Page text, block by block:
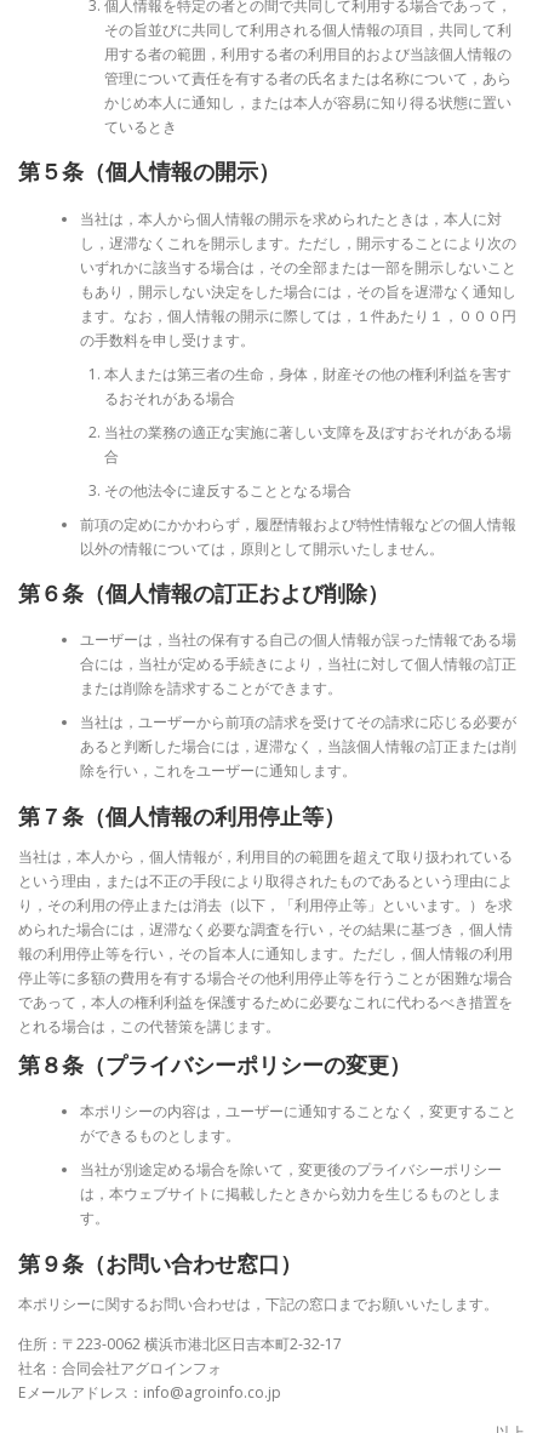
個人情報を特定の者との間で共同して利用する場合であって，
その旨並びに共同して利用される個人情報の項目，共同して利
用する者の範囲，利用する者の利用目的および当該個人情報の
管理について責任を有する者の氏名または名称について，あら
かじめ本人に通知し，または本人が容易に知り得る状態に置い
ているとき
第５条（個人情報の開示）
当社は，本人から個人情報の開示を求められたときは，本人に対
し，遅滞なくこれを開示します。ただし，開示することにより次の
いずれかに該当する場合は，その全部または一部を開示しないこと
もあり，開示しない決定をした場合には，その旨を遅滞なく通知し
ます。なお，個人情報の開示に際しては，１件あたり１，０００円
の手数料を申し受けます。
本人または第三者の生命，身体，財産その他の権利利益を害す
るおそれがある場合
当社の業務の適正な実施に著しい支障を及ぼすおそれがある場
合
その他法令に違反することとなる場合
前項の定めにかかわらず，履歴情報および特性情報などの個人情報
以外の情報については，原則として開示いたしません。
第６条（個人情報の訂正および削除）
ユーザーは，当社の保有する自己の個人情報が誤った情報である場
合には，当社が定める手続きにより，当社に対して個人情報の訂正
または削除を請求することができます。
当社は，ユーザーから前項の請求を受けてその請求に応じる必要が
あると判断した場合には，遅滞なく，当該個人情報の訂正または削
除を行い，これをユーザーに通知します。
第７条（個人情報の利用停止等）
当社は，本人から，個人情報が，利用目的の範囲を超えて取り扱われている
という理由，または不正の手段により取得されたものであるという理由によ
り，その利用の停止または消去（以下，「利用停止等」といいます。）を求
められた場合には，遅滞なく必要な調査を行い，その結果に基づき，個人情
報の利用停止等を行い，その旨本人に通知します。ただし，個人情報の利用
停止等に多額の費用を有する場合その他利用停止等を行うことが困難な場合
であって，本人の権利利益を保護するために必要なこれに代わるべき措置を
とれる場合は，この代替策を講じます。
第８条（プライバシーポリシーの変更）
本ポリシーの内容は，ユーザーに通知することなく，変更すること
ができるものとします。
当社が別途定める場合を除いて，変更後のプライバシーポリシー
は，本ウェブサイトに掲載したときから効力を生じるものとしま
す。
第９条（お問い合わせ窓口）
本ポリシーに関するお問い合わせは，下記の窓口までお願いいたします。
住所：〒223-0062 横浜市港北区日吉本町2-32-17
社名：合同会社アグロインフォ
Eメールアドレス：info@agroinfo.co.jp